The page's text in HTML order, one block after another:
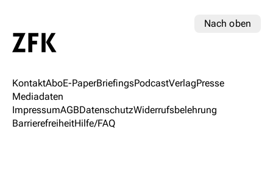
Nach oben
KontaktAboE-PaperBriefingsPodcastVerlagPresse
Mediadaten
ImpressumAGBDatenschutzWiderrufsbelehrung
BarrierefreiheitHilfe/FAQ